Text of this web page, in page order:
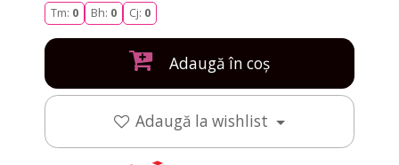
Tm: 0 Bh: 0 Cj: 0
Adaugă în coș
Adaugă la wishlist